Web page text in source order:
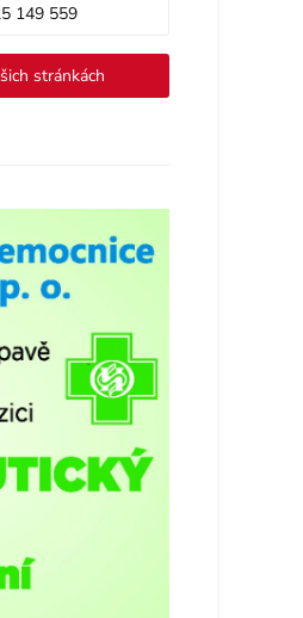
149 559
stránkách